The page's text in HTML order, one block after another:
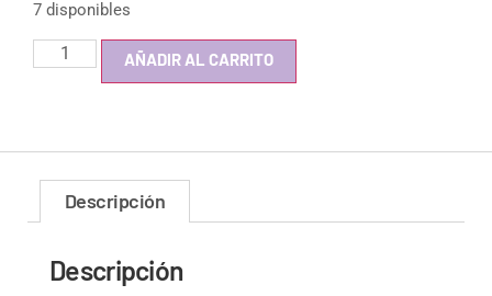
7 disponibles
AÑADIR AL CARRITO
Descripción
Descripción